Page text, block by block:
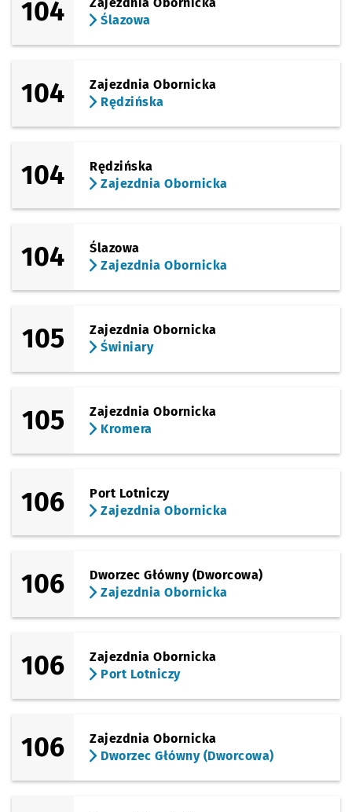
104
Ślazowa
104
Zajezdnia Obornicka
Rędzińska
104
Rędzińska
Zajezdnia Obornicka
104
Ślazowa
Zajezdnia Obornicka
105
Zajezdnia Obornicka
Świniary
105
Zajezdnia Obornicka
Kromera
106
Port Lotniczy
Zajezdnia Obornicka
106
Dworzec Główny (Dworcowa)
Zajezdnia Obornicka
106
Zajezdnia Obornicka
Port Lotniczy
106
Zajezdnia Obornicka
Dworzec Główny (Dworcowa)